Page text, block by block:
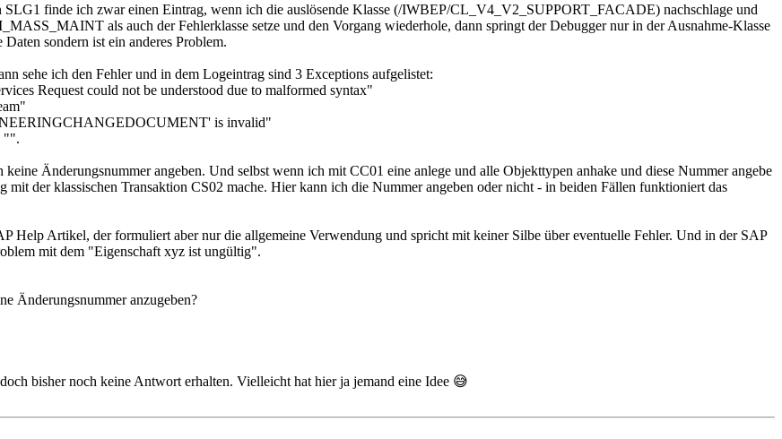
finde ich zwar einen Eintrag, wenn ich die auslösende Klasse (/IWBEP/CL_V4_V2_SUPPORT_FACADE) nachschlage und
als auch der Fehlerklasse setze und den Vorgang wiederhole, dann springt der Debugger nur in der Ausnahme-Klasse
sondern ist ein anderes Problem.
sehe ich den Fehler und in dem Logeintrag sind 3 Exceptions aufgelistet:
Request could not be understood due to malformed syntax"
is invalid"
"".
Änderungsnummer angeben. Und selbst wenn ich mit CC01 eine anlege und alle Objekttypen anhake und diese Nummer angebe
der klassischen Transaktion CS02 mache. Hier kann ich die Nummer angeben oder nicht - in beiden Fällen funktioniert das
Help Artikel, der formuliert aber nur die allgemeine Verwendung und spricht mit keiner Silbe über eventuelle Fehler. Und in der SAP
mit dem "Eigenschaft xyz ist ungültig".
Änderungsnummer anzugeben?
bisher noch keine Antwort erhalten. Vielleicht hat hier ja jemand eine Idee 😅